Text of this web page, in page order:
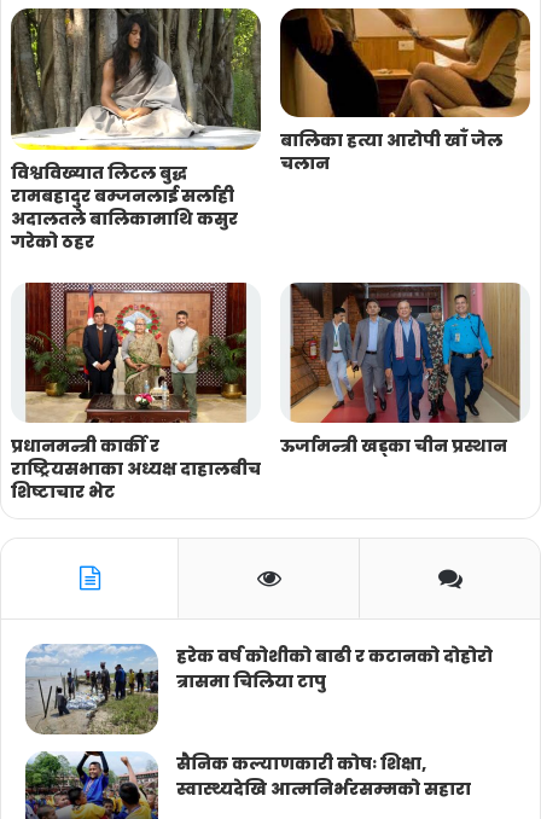
विश्वविख्यात लिटल बुद्ध
रामबहादुर बम्जनलाई सर्लाही
अदालतले बालिकामाथि कसुर
गरेको ठहर
बालिका हत्या आरोपी खाँ जेल
चलान
प्रधानमन्त्री कार्की र
राष्ट्रियसभाका अध्यक्ष दाहालबीच
शिष्टाचार भेट
ऊर्जामन्त्री खड्का चीन प्रस्थान
हरेक वर्ष कोशीको बाढी र कटानको दोहोरो
त्रासमा चिलिया टापु
सैनिक कल्याणकारी कोषः शिक्षा,
स्वास्थ्यदेखि आत्मनिर्भरसम्मको सहारा